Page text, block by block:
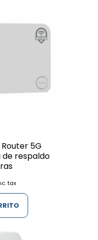
5G
respaldo
tax